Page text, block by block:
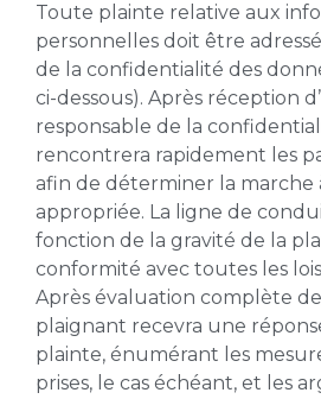
Toute plainte relative aux
personnelles doit être
de la confidentialité des
ci-dessous). Après réception
responsable de la
rencontrera rapidement les
afin de déterminer la marche
appropriée. La ligne de
fonction de la gravité de la
conformité avec toutes les
Après évaluation complète
plaignant recevra une
plainte, énumérant les
prises, le cas échéant, et les